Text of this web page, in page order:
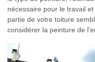
nécessaire pour le travail
partie de votre toiture
considérer la peinture de